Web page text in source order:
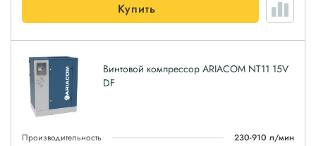
Купить
Винтовой компрессор ARIACOM NT11 15V
DF
Производительность
230-910 л/мин